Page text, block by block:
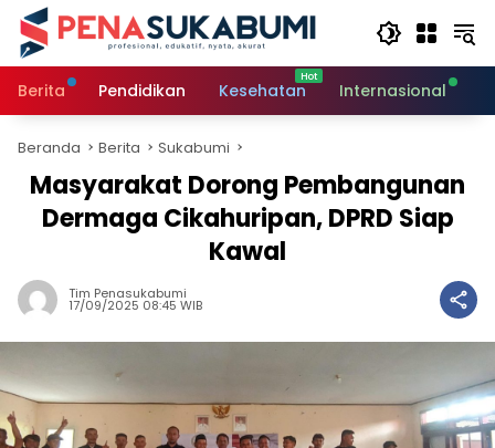
Langsung
konten
Berita
Pendidikan Kesehatan Internasional
Beranda Berita Sukabumi
Masyarakat Dorong Pembangunan
Dermaga Cikahuripan, DPRD Siap
Kawal
Tim Penasukabumi
17/09/2025 08:45 WIB